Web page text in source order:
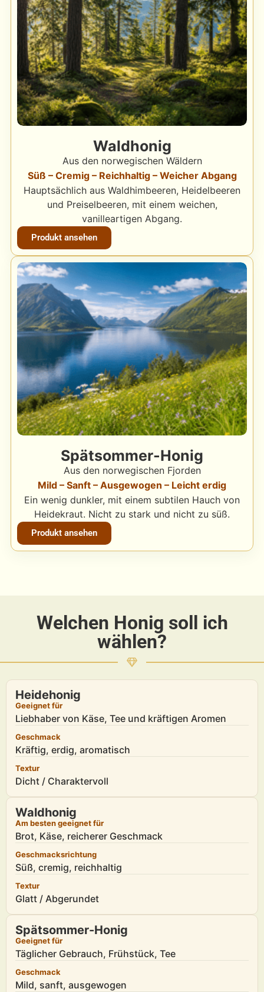
Waldhonig
Aus den norwegischen Wäldern
Süß – Cremig – Reichhaltig – Weicher Abgang
Hauptsächlich aus Waldhimbeeren, Heidelbeeren
und Preiselbeeren, mit einem weichen,
vanilleartigen Abgang.
Produkt ansehen
Spätsommer-Honig
Aus den norwegischen Fjorden
Mild – Sanft – Ausgewogen – Leicht erdig
Ein wenig dunkler, mit einem subtilen Hauch von
Heidekraut. Nicht zu stark und nicht zu süß.
Produkt ansehen
Welchen Honig soll ich
wählen?
Heidehonig
Geeignet für
Liebhaber von Käse, Tee und kräftigen Aromen
Geschmack
Kräftig, erdig, aromatisch
Textur
Dicht / Charaktervoll
Waldhonig
Am besten geeignet für
Brot, Käse, reicherer Geschmack
Geschmacksrichtung
Süß, cremig, reichhaltig
Textur
Glatt / Abgerundet
Spätsommer-Honig
Geeignet für
Täglicher Gebrauch, Frühstück, Tee
Geschmack
Mild, sanft, ausgewogen